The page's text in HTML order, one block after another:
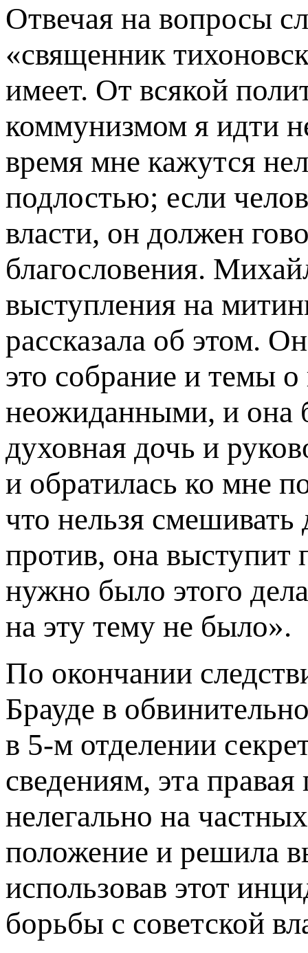
Отвечая на вопросы
«священник
имеет. От всякой
коммунизмом я идти
время мне кажутся
подлостью; если
власти, он должен
благословения.
выступления на
рассказала об этом.
это собрание и темы
неожиданными, и она
духовная дочь и
и обратилась ко мне
что нельзя
против, она выступит
нужно было этого
на эту тему не было».
По окончании
Брауде в
в 5-м отделении
сведениям, эта
нелегально на
положение и решила
использовав этот
борьбы с советской